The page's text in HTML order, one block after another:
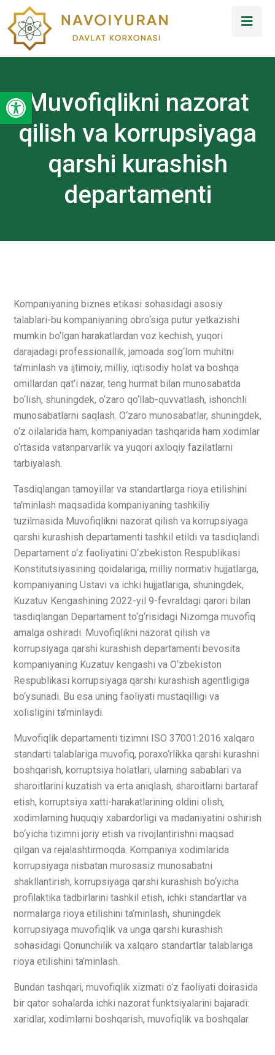
Open toolbar
Muvofiqlikni nazorat
qilish va korrupsiyaga
qarshi kurashish
departamenti
Kompaniyaning biznes etikasi sohasidagi asosiy
talablari-bu kompaniyaning obro‘siga putur yetkazishi
mumkin bo‘lgan harakatlardan voz kechish, yuqori
darajadagi professionallik, jamoada sog‘lom muhitni
ta’minlash va ijtimoiy, milliy, iqtisodiy holat va boshqa
omillardan qat’i nazar, teng hurmat bilan munosabatda
bo‘lish, shuningdek, o‘zaro qo‘llab-quvvatlash, ishonchli
munosabatlarni saqlash. O‘zaro munosabatlar, shuningdek,
o‘z oilalarida ham, kompaniyadan tashqarida ham xodimlar
o‘rtasida vatanparvarlik va yuqori axloqiy fazilatlarni
tarbiyalash.
Tasdiqlangan tamoyillar va standartlarga rioya etilishini
ta’minlash maqsadida kompaniyaning tashkiliy
tuzilmasida Muvofiqlikni nazorat qilish va korrupsiyaga
qarshi kurashish departamenti tashkil etildi va tasdiqlandi.
Departament o‘z faoliyatini O‘zbekiston Respublikasi
Konstitutsiyasining qoidalariga, milliy normativ hujjatlarga,
kompaniyaning Ustavi va ichki hujjatlariga, shuningdek,
Kuzatuv Kengashining 2022-yil 9-fevraldagi qarori bilan
tasdiqlangan Departament to‘g‘risidagi Nizomga muvofiq
amalga oshiradi. Muvofiqlikni nazorat qilish va
korrupsiyaga qarshi kurashish departamenti bevosita
kompaniyaning Kuzatuv kengashi va O‘zbekiston
Respublikasi korrupsiyaga qarshi kurashish agentligiga
bo‘ysunadi. Bu esa uning faoliyati mustaqilligi va
xolisligini ta’minlaydi.
Muvofiqlik departamenti tizimni ISO 37001:2016 xalqaro
standarti talablariga muvofiq, poraxo‘rlikka qarshi kurashni
boshqarish, korruptsiya holatlari, ularning sabablari va
sharoitlarini kuzatish va erta aniqlash, sharoitlarni bartaraf
etish, korruptsiya xatti-harakatlarining oldini olish,
xodimlarning huquqiy xabardorligi va madaniyatini oshirish
bo‘yicha tizimni joriy etish va rivojlantirishni maqsad
qilgan va rejalashtirmoqda. Kompaniya xodimlarida
korrupsiyaga nisbatan murosasiz munosabatni
shakllantirish, korrupsiyaga qarshi kurashish bo‘yicha
profilaktika tadbirlarini tashkil etish, ichki standartlar va
normalarga rioya etilishini ta’minlash, shuningdek
korrupsiyaga muvofiqlik va unga qarshi kurashish
sohasidagi Qonunchilik va xalqaro standartlar talablariga
rioya etilishini ta’minlash.
Bundan tashqari, muvofiqlik xizmati o‘z faoliyati doirasida
bir qator sohalarda ichki nazorat funktsiyalarini bajaradi:
xaridlar, xodimlarni boshqarish, muvofiqlik va boshqalar.